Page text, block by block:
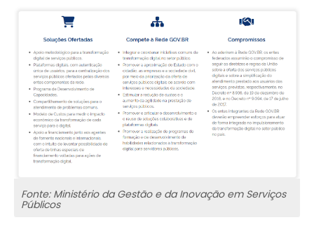
Fonte: Ministério da Gestão e da Inovação em Serviços
Públicos